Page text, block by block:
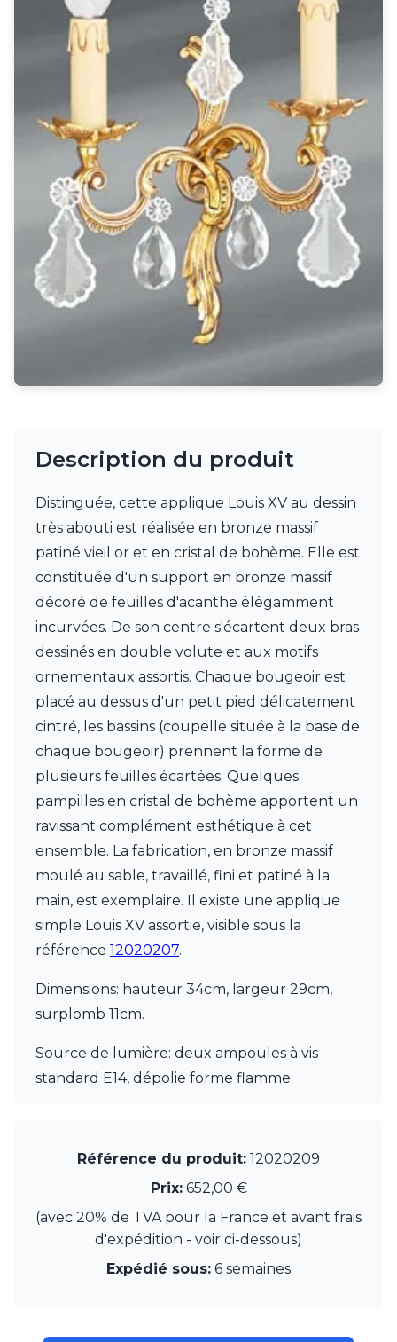
Suspension d'extérieur
Tapis contemporain
Autres
Rangement
Table d'appoint
Accessoires
Accessoires luminaire
Ampoule
Interrupteurs
Toutes nos marques
Aldo Bernardi
Artistar
AXIS71
Baulmann Leuchten
bpe:LICHT
Brand Von Egmond
Charlot&Cie
Concept Verre
CVL Luminaires
Edito Paris
Elstead Lighting
Estro
Ferroluce
Ferroluce Classic
Fine Art Lamps
Fontini
Gau Lighting
HARTE
Hind Rabii
Hisle
Holtkötter
Italamp
Jacques Garcia
JP Ryckaert
kdln
LichtRaum Funktion
Lucien Gau
Lupia Licht
Marset
Michael Anastassiades
Mullan
Description du produit
Distinguée, cette applique Louis XV au dessin
très abouti est réalisée en bronze massif
patiné vieil or et en cristal de bohème. Elle est
constituée d'un support en bronze massif
décoré de feuilles d'acanthe élégamment
incurvées. De son centre s'écartent deux bras
dessinés en double volute et aux motifs
ornementaux assortis. Chaque bougeoir est
placé au dessus d'un petit pied délicatement
cintré, les bassins (coupelle située à la base de
chaque bougeoir) prennent la forme de
plusieurs feuilles écartées. Quelques
pampilles en cristal de bohème apportent un
ravissant complément esthétique à cet
ensemble. La fabrication, en bronze massif
moulé au sable, travaillé, fini et patiné à la
main, est exemplaire. Il existe une applique
simple Louis XV assortie, visible sous la
référence 12020207.
Dimensions: hauteur 34cm, largeur 29cm,
surplomb 11cm.
Source de lumière: deux ampoules à vis
standard E14, dépolie forme flamme.
Référence du produit: 12020209
Prix:652,00 €
(avec 20% de TVA pour la France et avant frais
d'expédition - voir ci-dessous)
Expédié sous: 6 semaines